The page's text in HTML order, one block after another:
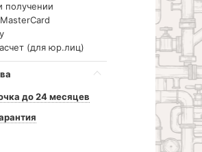
получении
(для юр.лиц)
до 24 месяцев